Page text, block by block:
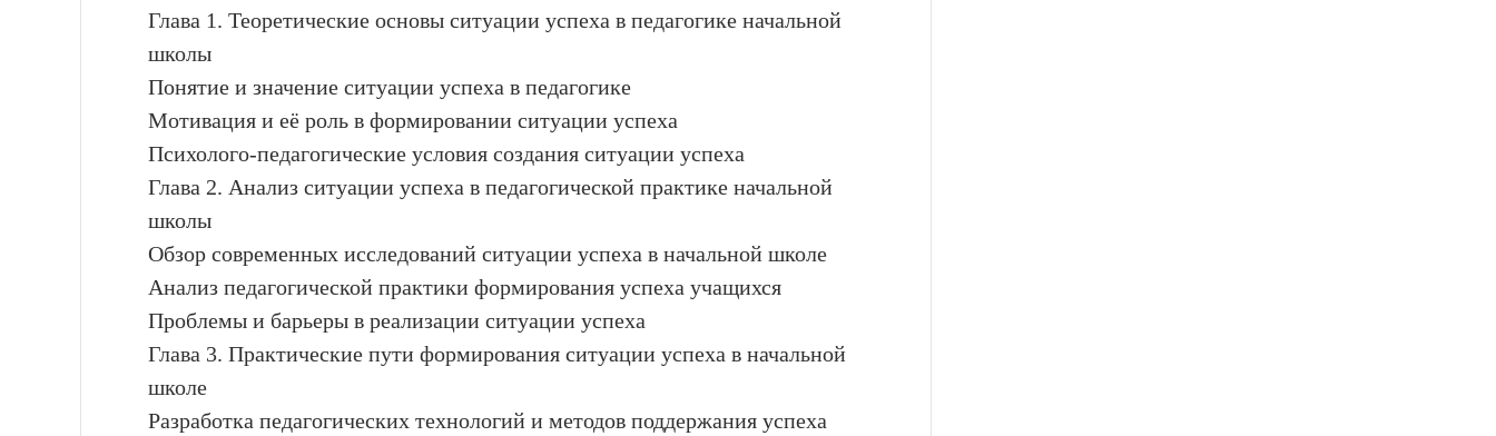
Глава 1. Теоретические основы ситуации успеха в педагогике начальной
школы
Понятие и значение ситуации успеха в педагогике
Мотивация и её роль в формировании ситуации успеха
Психолого-педагогические условия создания ситуации успеха
Глава 2. Анализ ситуации успеха в педагогической практике начальной
школы
Обзор современных исследований ситуации успеха в начальной школе
Анализ педагогической практики формирования успеха учащихся
Проблемы и барьеры в реализации ситуации успеха
Глава 3. Практические пути формирования ситуации успеха в начальной
школе
Разработка педагогических технологий и методов поддержания успеха